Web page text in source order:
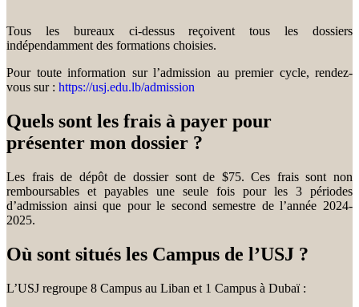
Tous les bureaux ci-dessus reçoivent tous les dossiers
indépendamment des formations choisies.
Pour toute information sur l’admission au premier cycle, rendez-
vous sur : https://usj.edu.lb/admission
Quels sont les frais à payer pour
présenter mon dossier ?
Les frais de dépôt de dossier sont de $75. Ces frais sont non
remboursables et payables une seule fois pour les 3 périodes
d’admission ainsi que pour le second semestre de l’année 2024-
2025.
Où sont situés les Campus de l’USJ ?
L’USJ regroupe 8 Campus au Liban et 1 Campus à Dubaï :